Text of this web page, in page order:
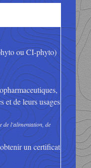
ou CI-phyto)
et de leurs usages
de l'alimentation, de
un certificat